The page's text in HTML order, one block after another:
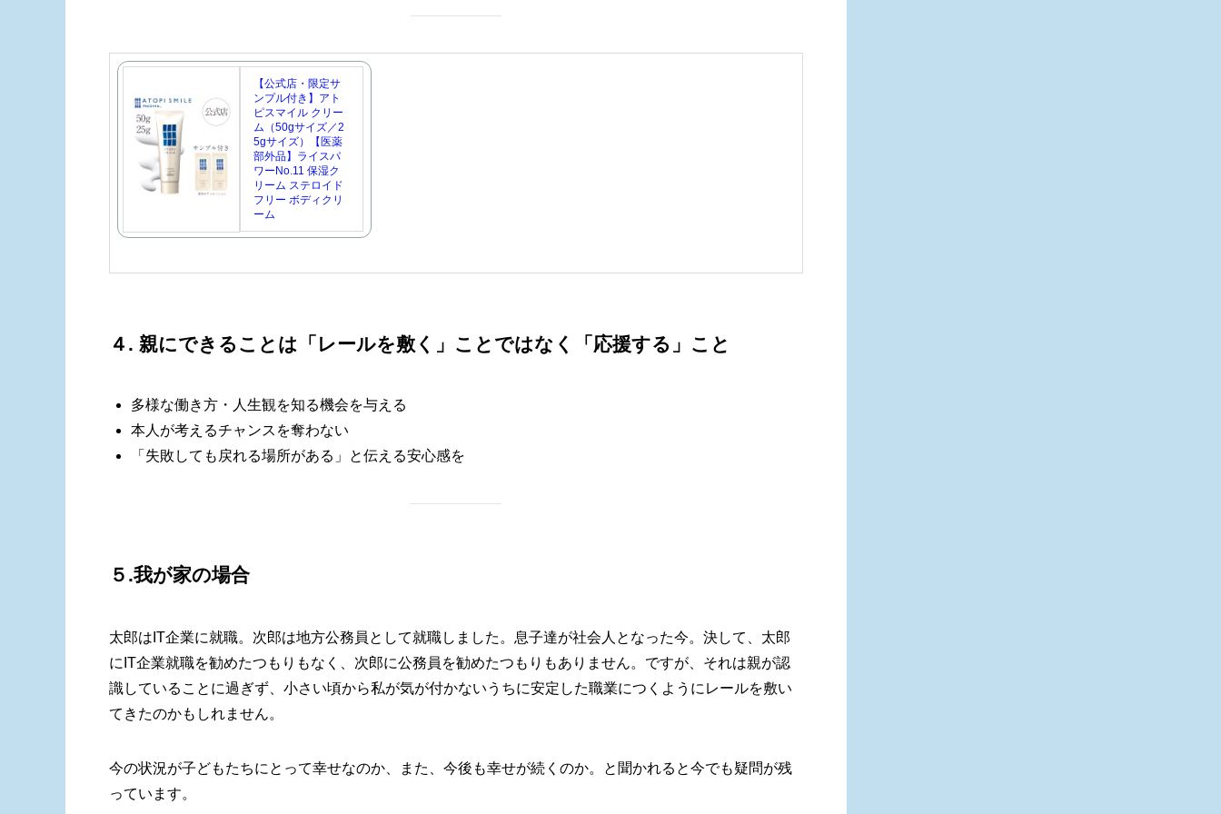
【公式店・限定サ
ンプル付き】アト
ピスマイル クリー
ム（50gサイズ／2
5gサイズ）【医薬
部外品】ライスパ
ワーNo.11 保湿ク
リーム ステロイド
フリー ボディクリ
ーム
４. 親にできることは「レールを敷く」ことではなく「応援する」こと
多様な働き方・人生観を知る機会を与える
本人が考えるチャンスを奪わない
「失敗しても戻れる場所がある」と伝える安心感を
５.我が家の場合
太郎はIT企業に就職。次郎は地方公務員として就職しました。息子達が社会人となった今。決して、太郎
にIT企業就職を勧めたつもりもなく、次郎に公務員を勧めたつもりもありません。ですが、それは親が認
識していることに過ぎず、小さい頃から私が気が付かないうちに安定した職業につくようにレールを敷い
てきたのかもしれません。
今の状況が子どもたちにとって幸せなのか、また、今後も幸せが続くのか。と聞かれると今でも疑問が残
っています。